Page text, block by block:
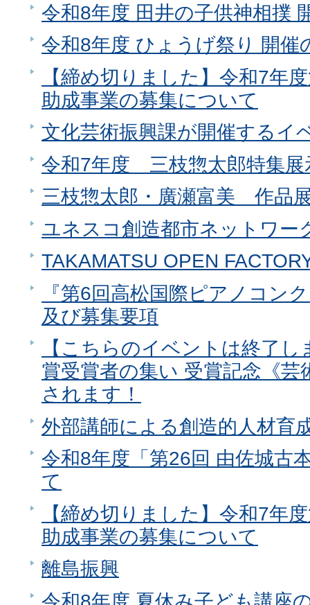
令和8年度 田井の子供神相撲
令和8年度 ひょうげ祭り 開催
【締め切りました】令和7年
助成事業の募集について
文化芸術振興課が開催するイ
令和7年度 三枝惣太郎特集展
三枝惣太郎・廣瀬富美 作品
ユネスコ創造都市ネットワー
TAKAMATSU OPEN
『第6回高松国際ピアノコン
及び募集要項
【こちらのイベントは終了
賞受賞者の集い 受賞記念《芸
されます！
外部講師による創造的人材育
令和8年度「第26回 由佐城古
て
【締め切りました】令和7年
助成事業の募集について
離島振興